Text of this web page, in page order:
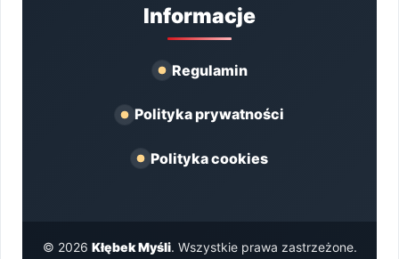
Informacje
Regulamin
Polityka prywatności
Polityka cookies
© 2026 Kłębek Myśli. Wszystkie prawa zastrzeżone.